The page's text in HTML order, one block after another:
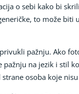
o sebi kako bi
to može
pažnju. Ako
na jezik i stil
osoba koje